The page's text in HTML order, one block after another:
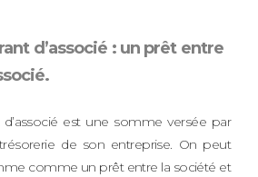
d’associé : un prêt entre
est une somme versée par
de son entreprise. On peut
comme un prêt entre la société et